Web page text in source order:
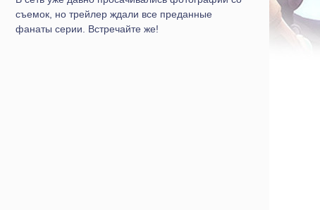
съемок, но трейлер ждали все преданные
фанаты серии. Встречайте же!